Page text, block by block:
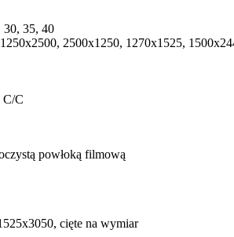
30, 35, 40
2500x1250, 1270x1525,
C
cięte na wymiar